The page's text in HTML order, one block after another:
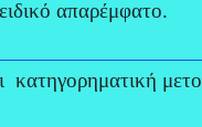
απαρέμφατο.